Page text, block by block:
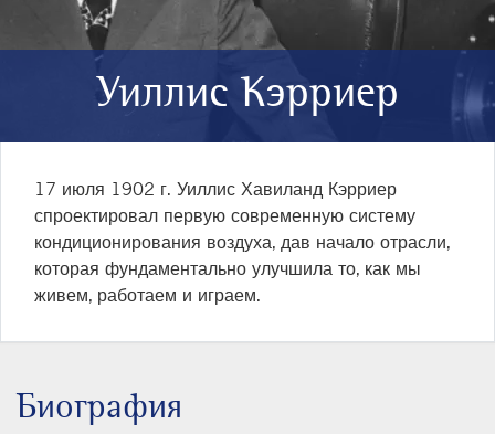
Уиллис Кэрриер
17 июля 1902 г. Уиллис Хавиланд Кэрриер
спроектировал первую современную систему
кондиционирования воздуха, дав начало отрасли,
которая фундаментально улучшила то, как мы
живем, работаем и играем.
Биография